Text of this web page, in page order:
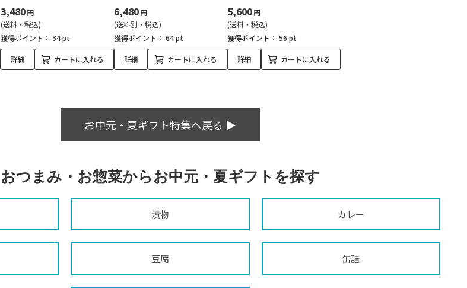
3,480円
(送料・税込)
獲得ポイント： 34 pt
詳細 カートに入れる
6,480円
(送料別・税込)
獲得ポイント： 64 pt
詳細 カートに入れる
5,600円
(送料・税込)
獲得ポイント： 56 pt
詳細 カートに入れる
お中元・夏ギフト特集へ戻る ▶
おつまみ・お惣菜からお中元・夏ギフトを探す
漬物 カレー
豆腐 缶詰